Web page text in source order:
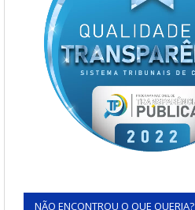
NÃO ENCONTROU O QUE QUERIA?